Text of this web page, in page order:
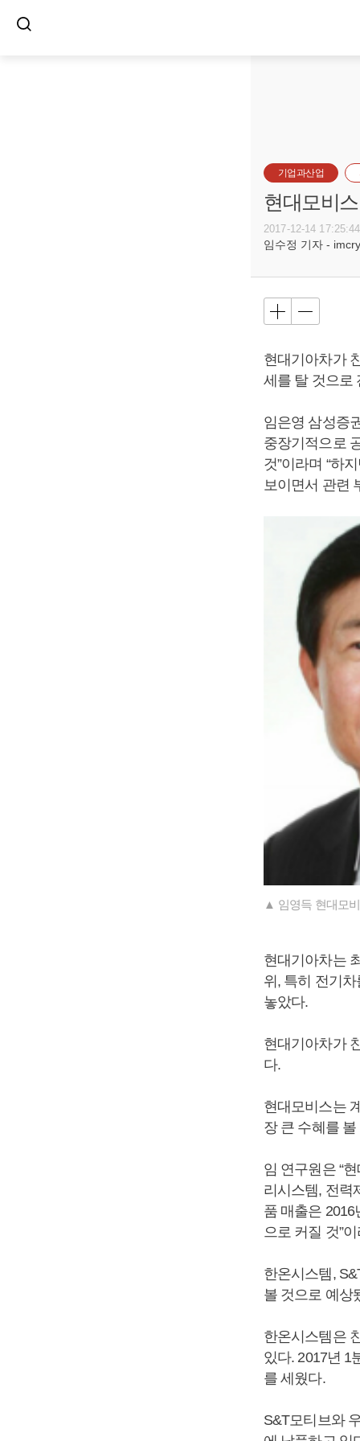
기업과산업
현대모비
2017-12-14 17:25:44
임수정 기자 -
현대기아차가
세를 탈 것으로
임은영 삼성증
중장기적으로
것”이라며 “하
보이면서 관련
▲ 임영득 현대모
현대기아차는
위, 특히 전기
놓았다.
현대기아차가
다.
현대모비스는
장 큰 수혜를
임 연구원은 “
리시스템, 전력
품 매출은 2016
으로 커질 것”
한온시스템,
볼 것으로 예상
한온시스템은
있다. 2017년 1
를 세웠다.
S&T모티브와